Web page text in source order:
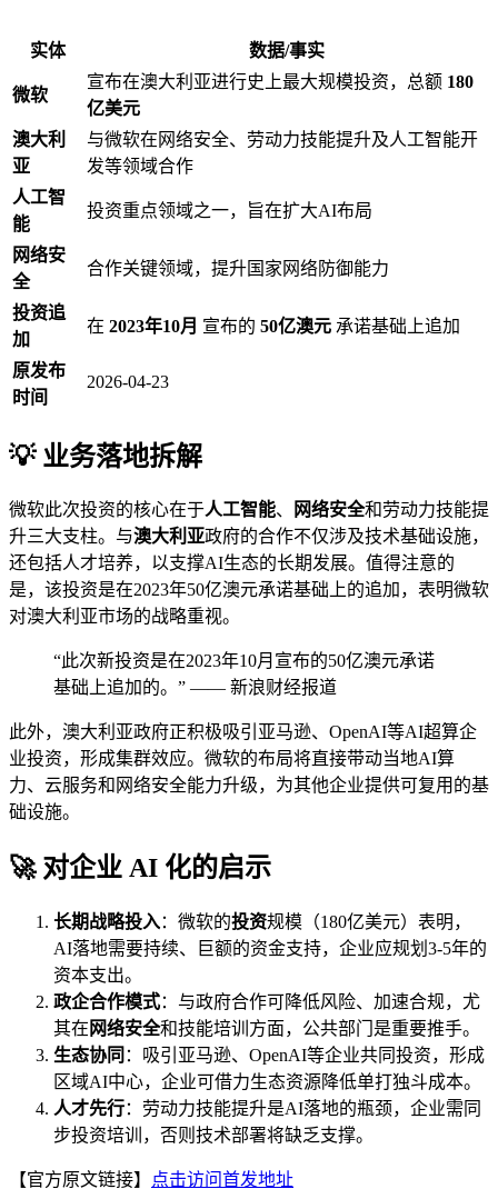
实体 数据/事实
微软
宣布在澳大利亚进行史上最大规模投资，总额 180
亿美元
澳大利
亚
与微软在网络安全、劳动力技能提升及人工智能开
发等领域合作
人工智
能
投资重点领域之一，旨在扩大AI布局
网络安
全
合作关键领域，提升国家网络防御能力
投资追
加
在 2023年10月 宣布的 50亿澳元 承诺基础上追加
原发布
时间
2026-04-23
💡 业务落地拆解
微软此次投资的核心在于人工智能、 网络安全和劳动力技能提
升三大支柱。与澳大利亚政府的合作不仅涉及技术基础设施，
还包括人才培养，以支撑AI生态的长期发展。值得注意的
是，该投资是在2023年50亿澳元承诺基础上的追加，表明微软
对澳大利亚市场的战略重视。
“此次新投资是在2023年10月宣布的50亿澳元承诺
基础上追加的。” —— 新浪财经报道
此外，澳大利亚政府正积极吸引亚马逊、OpenAI等AI超算企
业投资，形成集群效应。微软的布局将直接带动当地AI算
力、云服务和网络安全能力升级，为其他企业提供可复用的基
础设施。
🚀 对企业 AI 化的启示
长期战略投入：微软的投资规模（180亿美元）表明，
AI落地需要持续、巨额的资金支持，企业应规划3-5年的
资本支出。
政企合作模式：与政府合作可降低风险、加速合规，尤
其在 网络安全和技能培训方面，公共部门是重要推手。
生态协同 ：吸引亚马逊、OpenAI等企业共同投资，形成
区域AI中心，企业可借力生态资源降低单打独斗成本。
人才先行：劳动力技能提升是AI落地的瓶颈，企业需同
步投资培训，否则技术部署将缺乏支撑。
【官方原文链接】 点击访问首发地址